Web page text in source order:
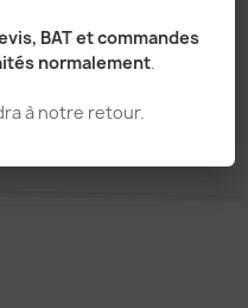
BAT et commandes
normalement.
à notre retour.